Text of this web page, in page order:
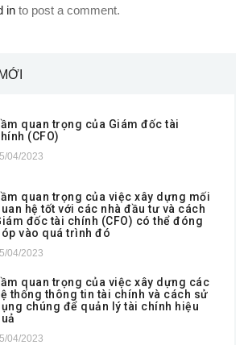
in to post a comment.
quan trọng của Giám đốc tài
(CFO)
04/2023
quan trọng của việc xây dựng mối
hệ tốt với các nhà đầu tư và cách
đốc tài chính (CFO) có thể đóng
vào quá trình đó
04/2023
quan trọng của việc xây dựng các
thống thông tin tài chính và cách sử
chúng để quản lý tài chính hiệu
04/2023